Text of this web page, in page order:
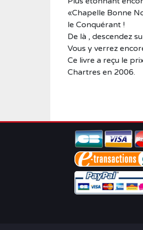
«Chapelle Bonne
le Conquérant !
De là , descendez
Vous y verrez
Ce livre a reçu le
Chartres en 2006.